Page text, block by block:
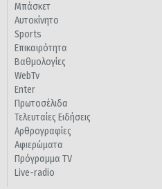
Μπάσκετ
Αυτοκίνητο
Sports
Επικαιρότητα
Βαθμολογίες
WebTv
Enter
Πρωτοσέλιδα
Τελευταίες Ειδήσεις
Αρθρογραφίες
Αφιερώματα
Πρόγραμμα TV
Live-radio